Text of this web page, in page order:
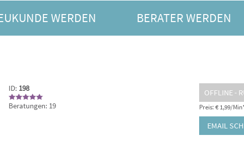
WERDEN BERATER WERDEN
OFFLINE -
Preis: € 1,99/Min
EMAIL
ID: 198
Beratungen: 19